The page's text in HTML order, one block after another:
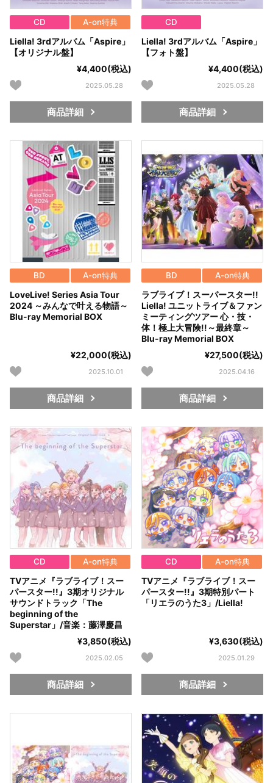
CD A-on特典
Liella! 3rdアルバム「Aspire」
【オリジナル盤】
¥4,400(税込)
2025.05.28
商品詳細
CD
Liella! 3rdアルバム「Aspire」
【フォト盤】
¥4,400(税込)
2025.05.28
商品詳細
BD A-on特典
LoveLive! Series Asia Tour
2024 ～みんなで叶える物語～
Blu-ray Memorial BOX
¥22,000(税込)
2025.10.01
商品詳細
BD A-on特典
ラブライブ！スーパースター!!
Liella! ユニットライブ＆ファン
ミーティングツアー 心・技・
体！極上大冒険!!～最終章～
Blu-ray Memorial BOX
¥27,500(税込)
2025.04.16
商品詳細
CD A-on特典
TVアニメ『ラブライブ！スー
パースター!!』3期オリジナル
サウンドトラック「The
beginning of the
Superstar」/音楽：藤澤慶昌
¥3,850(税込)
2025.02.05
商品詳細
CD A-on特典
TVアニメ『ラブライブ！スー
パースター!!』3期特別パート
「リエラのうた3」/Liella!
¥3,630(税込)
2025.01.29
商品詳細